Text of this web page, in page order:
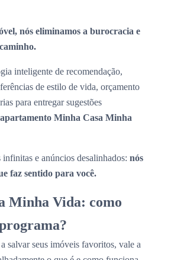
nós eliminamos a burocracia e
inteligente de recomendação,
de estilo de vida, orçamento
para entregar sugestões
apartamento Minha Casa Minha
infinitas e anúncios desalinhados: nós
faz sentido para você.
Minha Vida: como
salvar seus imóveis favoritos, vale a